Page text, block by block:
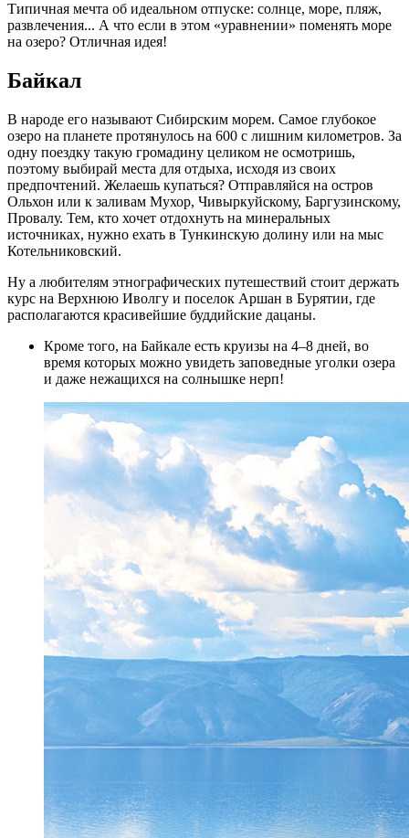
Типичная мечта об идеальном отпуске: солнце, море, пляж,
развлечения... А что если в этом «уравнении» поменять море
на озеро? Отличная идея!
Байкал
В народе его называют Сибирским морем. Самое глубокое
озеро на планете протянулось на 600 с лишним километров. За
одну поездку такую громадину целиком не осмотришь,
поэтому выбирай места для отдыха, исходя из своих
предпочтений. Желаешь купаться? Отправляйся на остров
Ольхон или к заливам Мухор, Чивыркуйскому, Баргузинскому,
Провалу. Тем, кто хочет отдохнуть на минеральных
источниках, нужно ехать в Тункинскую долину или на мыс
Котельниковский.
Ну а любителям этнографических путешествий стоит держать
курс на Верхнюю Иволгу и поселок Аршан в Бурятии, где
располагаются красивейшие буддийские дацаны.
Кроме того, на Байкале есть круизы на 4–8 дней, во
время которых можно увидеть заповедные уголки озера
и даже нежащихся на солнышке нерп!